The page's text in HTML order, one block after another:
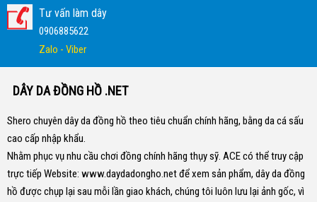
Tư vấn làm dây
0906885622
Zalo - Viber
DÂY DA ĐỒNG HỒ .NET
Shero chuyên dây da đồng hồ theo tiêu chuẩn chính hãng, bằng da cá sấu
cao cấp nhập khẩu.
Nhằm phục vụ nhu cầu chơi đồng chính hãng thụy sỹ. ACE có thể truy cập
trực tiếp Website: www.daydadongho.netđể xem sản phẩm, dây da đồng
hồ được chụp lại sau mỗi lần giao khách, chúng tôi luôn lưu lại ảnh gốc, vì